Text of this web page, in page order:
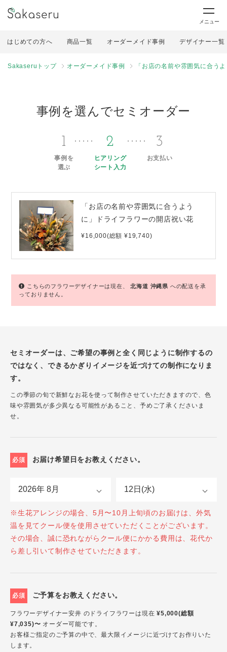
メニュー
はじめての方へ 商品一覧 オーダーメイド事例 デザイナー一覧
Sakaseruトップ オーダーメイド事例 「お店の名前や雰囲気に合う
事例を選んでセミオーダー
1
事例を
選ぶ
2
ヒアリング
シート入力
3
お支払い
「お店の名前や雰囲気に合うよう
に」ドライフラワーの開店祝い花
¥16,000(総額 ¥19,740)
こちらのフラワーデザイナーは現在、北海道 沖縄県 への配送を承
っておりません。
セミオーダーは、ご希望の事例と全く同じように制作するの
ではなく、できるかぎりイメージを近づけての制作になりま
す。
この季節の旬で新鮮なお花を使って制作させていただきますので、色
味や雰囲気が多少異なる可能性があること、予めご了承くださいま
せ。
必須 お届け希望日をお教えください。
※生花アレンジの場合、5月〜10月上旬頃のお届けは、外気
温を見てクール便を使用させていただくことがございます。
その場合、誠に恐れながらクール便にかかる費用は、花代か
ら差し引いて制作させていただきます。
必須 ご予算をお教えください。
フラワーデザイナー安井 のドライフラワーは現在¥5,000(総額
¥7,035)〜 オーダー可能です。
お客様ご指定のご予算の中で、最大限イメージに近づけてお作りいた
します。